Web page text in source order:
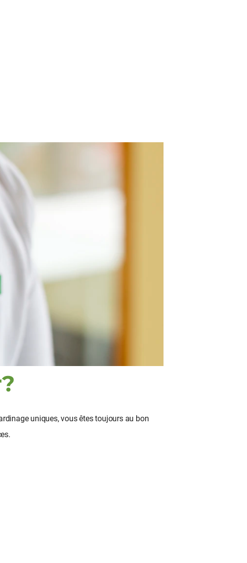
uniques, vous êtes toujours au bon